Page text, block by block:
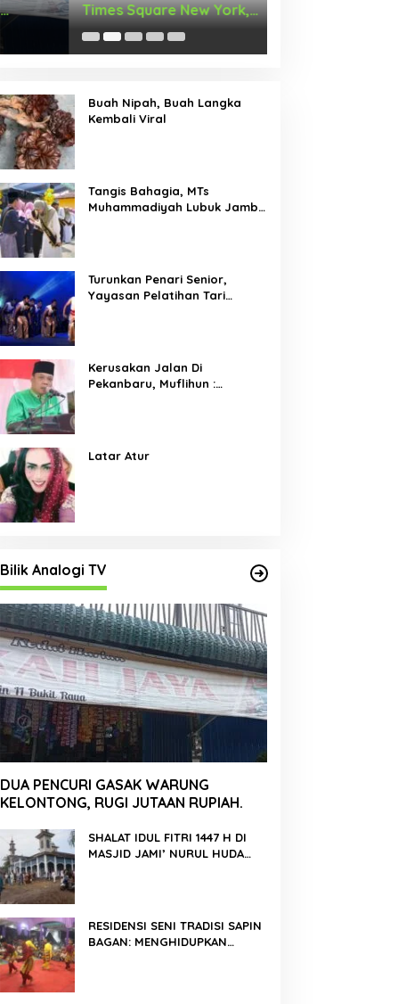
Times Square New York,
Tromarama Harumkan Nama
Buah Nipah, Buah Langka
Kembali Viral
Tangis Bahagia, MTs
Muhammadiyah Lubuk Jambi
Turunkan Penari Senior,
Yayasan Pelatihan Tari
Kerusakan Jalan Di
Pekanbaru, Muflihun :
Latar Atur
Bilik Analogi TV
DUA PENCURI GASAK WARUNG
KELONTONG, RUGI JUTAAN RUPIAH.
SHALAT IDUL FITRI 1447 H DI
MASJID JAMI’ NURUL HUDA
RESIDENSI SENI TRADISI SAPIN
BAGAN: MENGHIDUPKAN